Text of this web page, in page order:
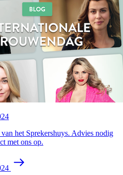
het Sprekershuys. Advies nodig
met ons op.